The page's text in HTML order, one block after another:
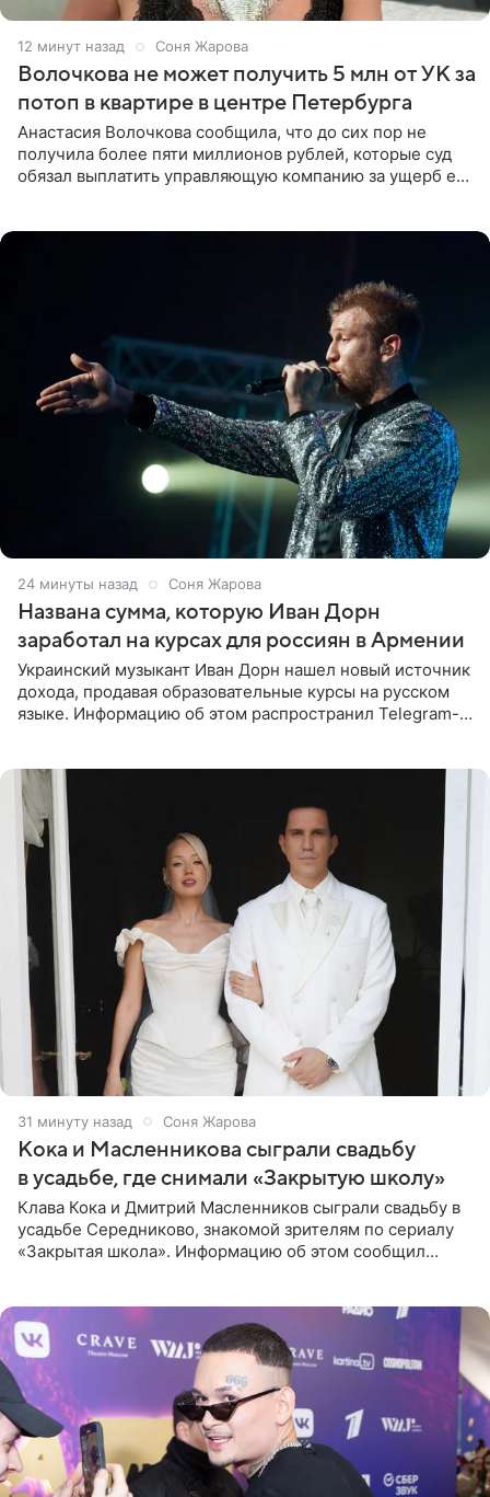
12 минут назад Соня Жарова
Волочкова не может получить 5 млн от УК за
потоп в квартире в центре Петербурга
Анастасия Волочкова сообщила, что до сих пор не
получила более пяти миллионов рублей, которые суд
обязал выплатить управляющую компанию за ущерб ее
24 минуты назад Соня Жарова
Названа сумма, которую Иван Дорн
заработал на курсах для россиян в Армении
Украинский музыкант Иван Дорн нашел новый источник
дохода, продавая образовательные курсы на русском
языке. Информацию об этом распространил Telegram-
31 минуту назад Соня Жарова
Кока и Масленникова сыграли свадьбу
в усадьбе, где снимали «Закрытую школу»
Клава Кока и Дмитрий Масленников сыграли свадьбу в
усадьбе Середниково, знакомой зрителям по сериалу
«Закрытая школа». Информацию об этом сообщил